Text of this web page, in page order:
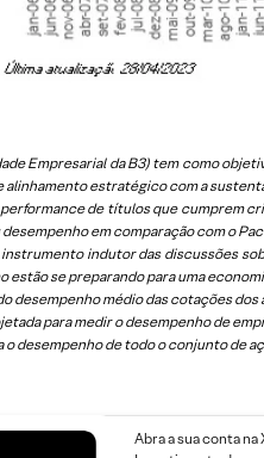
Empresarial da B3) tem como
estratégico com a
de títulos que cumprem
em comparação com o
indutor das discussões
estão se preparando para uma
desempenho médio das cotações
para medir o desempenho de
desempenho de todo o conjunto de
Abra a sua conta na